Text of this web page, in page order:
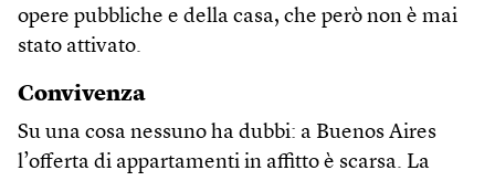
opere pubbliche e della casa, che però non è mai
stato attivato.
Convivenza
Su una cosa nessuno ha dubbi: a Buenos Aires
l’offerta di appartamenti in affitto è scarsa. La